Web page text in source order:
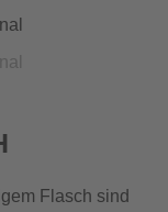
Flasch sind